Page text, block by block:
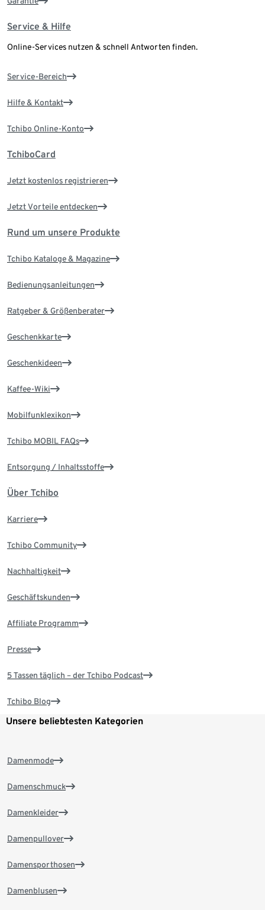
Service & Hilfe
Online-Services nutzen & schnell Antworten finden.
Service-Bereich
Hilfe & Kontakt
Tchibo Online-Konto
TchiboCard
Jetzt kostenlos registrieren
Jetzt Vorteile entdecken
Rund um unsere Produkte
Tchibo Kataloge & Magazine
Bedienungsanleitungen
Ratgeber & Größenberater
Geschenkkarte
Geschenkideen
Kaffee-Wiki
Mobilfunklexikon
Tchibo MOBIL FAQs
Entsorgung / Inhaltsstoffe
Über Tchibo
Karriere
Tchibo Community
Nachhaltigkeit
Geschäftskunden
Affiliate Programm
Presse
5 Tassen täglich – der Tchibo Podcast
Tchibo Blog
Unsere beliebtesten Kategorien
Damenmode
Damenschmuck
Damenkleider
Damenpullover
Damensporthosen
Damenblusen